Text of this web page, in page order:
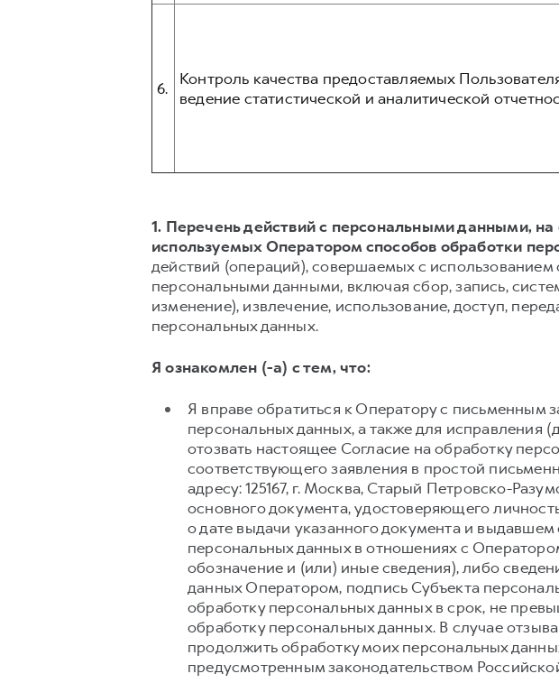
6.
Контроль качества предоставляемых
ведение статистической и аналитической
1. Перечень действий с персональными данными,
используемых Оператором способов обработки
действий (операций), совершаемых с использованием
персональными данными, включая сбор, запись,
изменение), извлечение, использование, доступ,
персональных данных.
Я ознакомлен (-а) с тем, что:
Я вправе обратиться к Оператору с
персональных данных, а также для
отозвать настоящее Согласие на обработку
соответствующего заявления в простой
адресу: 125167, г. Москва, Старый Петровско-
основного документа, удостоверяющего
о дате выдачи указанного документа и
персональных данных в отношениях с
обозначение и (или) иные сведения), либо
данных Оператором, подпись Субъекта
обработку персональных данных в срок, не
обработку персональных данных. В случае
продолжить обработку моих персональных
предусмотренным законодательством